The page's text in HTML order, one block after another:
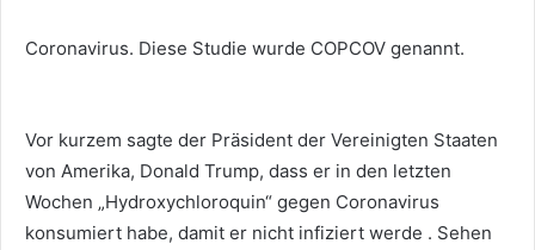
Coronavirus. Diese Studie wurde COPCOV genannt.
Vor kurzem sagte der Präsident der Vereinigten Staaten
von Amerika, Donald Trump, dass er in den letzten
Wochen „Hydroxychloroquin“ gegen Coronavirus
konsumiert habe, damit er nicht infiziert werde . Sehen